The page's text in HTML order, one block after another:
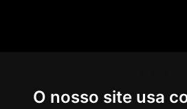
O nosso site usa